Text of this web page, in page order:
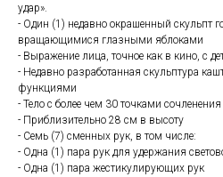
удар».
- Один (1) недавно окрашенный скульпт
вращающимися глазными яблоками
- Выражение лица, точное как в кино, с
- Недавно разработанная скульптура
функциями
- Тело с более чем 30 точками сочленения
- Приблизительно 28 см в высоту
- Семь (7) сменных рук, в том числе:
- Одна (1) пара рук для удержания
- Одна (1) пара жестикулирующих рук